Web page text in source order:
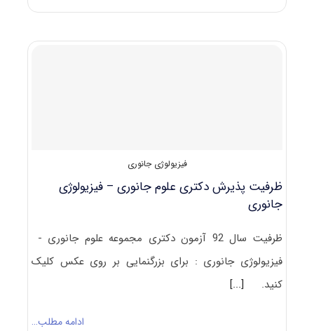
دروس
فیزیولوژی جانوری
ظرفیت پذیرش دکتری علوم جانوری – فیزیولوژی
جانوری
ظرفیت سال 92 آزمون دکتری مجموعه علوم جانوری -
فیزیولوژی جانوری : برای بزرگنمایی بر روی عکس کلیک
کنید.
[...]
ادامه مطلب…